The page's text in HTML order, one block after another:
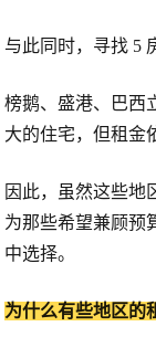
与此同时，寻找 5
榜鹅、盛港、巴西
大的住宅，但租金
因此，虽然这些地
为那些希望兼顾预
中选择。
为什么有些地区的